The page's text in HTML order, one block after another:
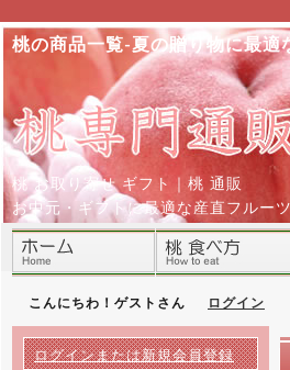
桃の商品一覧-夏の贈り物に最適
桃 お取り寄せ ギフト｜桃 通販
お中元・ギフトに最適な産直フルーツ
こんにちわ！ゲストさん ログイン
ログインまたは新規会員登録